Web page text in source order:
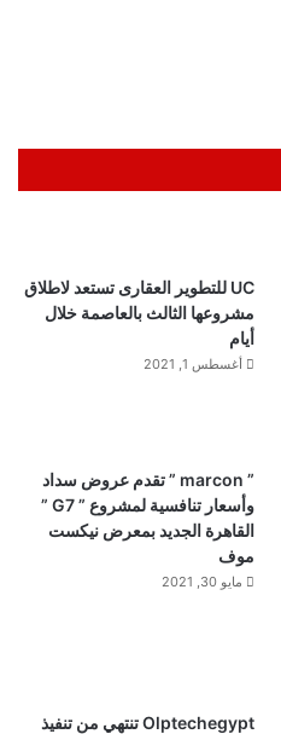
UC للتطوير العقارى تستعد لاطلاق
مشروعها الثالث بالعاصمة خلال
أيام
أغسطس 1, 2021
” marcon ” تقدم عروض سداد
وأسعار تنافسية لمشروع ” G7 ”
القاهرة الجديد بمعرض نيكست
موف
مايو 30, 2021
Olptechegypt تنتهي من تنفيذ